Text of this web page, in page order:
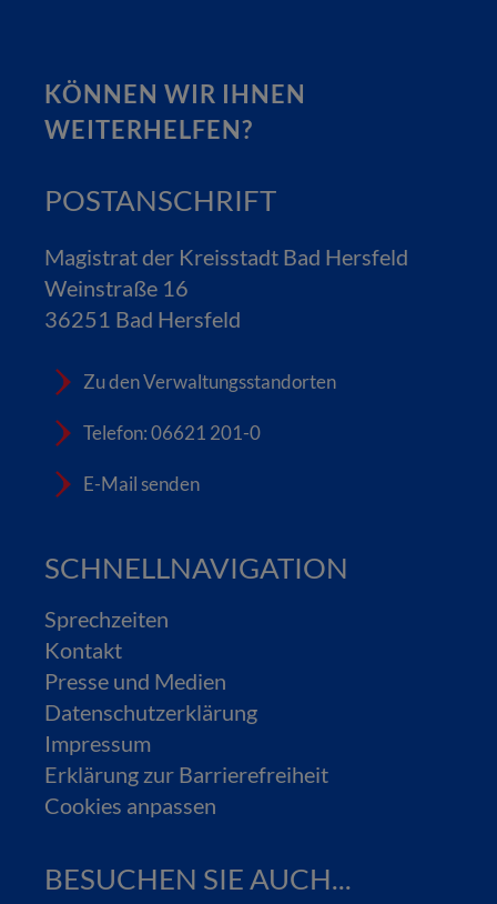
KÖNNEN WIR IHNEN
WEITERHELFEN?
POSTANSCHRIFT
Magistrat der Kreisstadt Bad Hersfeld
Weinstraße 16
36251 Bad Hersfeld
Zu den Verwaltungsstandorten
Telefon: 06621 201-0
E-Mail senden
SCHNELLNAVIGATION
Sprechzeiten
Kontakt
Presse und Medien
Datenschutzerklärung
Impressum
Erklärung zur Barrierefreiheit
Cookies anpassen
BESUCHEN SIE AUCH...